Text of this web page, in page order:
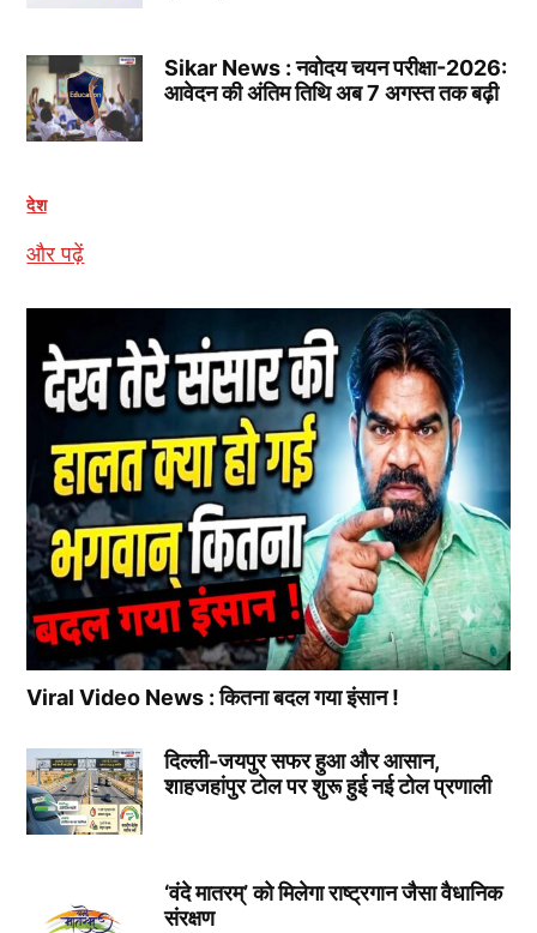
Sikar News : नवोदय चयन परीक्षा-2026:
आवेदन की अंतिम तिथि अब 7 अगस्त तक बढ़ी
देश
और पढ़ें
Viral Video News : कितना बदल गया इंसान !
दिल्ली-जयपुर सफर हुआ और आसान,
शाहजहांपुर टोल पर शुरू हुई नई टोल प्रणाली
‘वंदे मातरम्’ को मिलेगा राष्ट्रगान जैसा वैधानिक
संरक्षण